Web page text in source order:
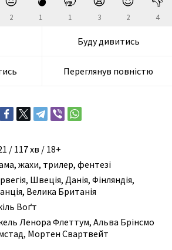
2 1 1 3 2 4
Буду дивитись
Переглянув повністю
/ 117 хв / 18+
, жахи, трилер, фентезі
Швеція, Данія, Фінляндія,
Велика Британія
Воґт
Ленора Флеттум, Альва Брінсмо
, Мортен Свартвейт